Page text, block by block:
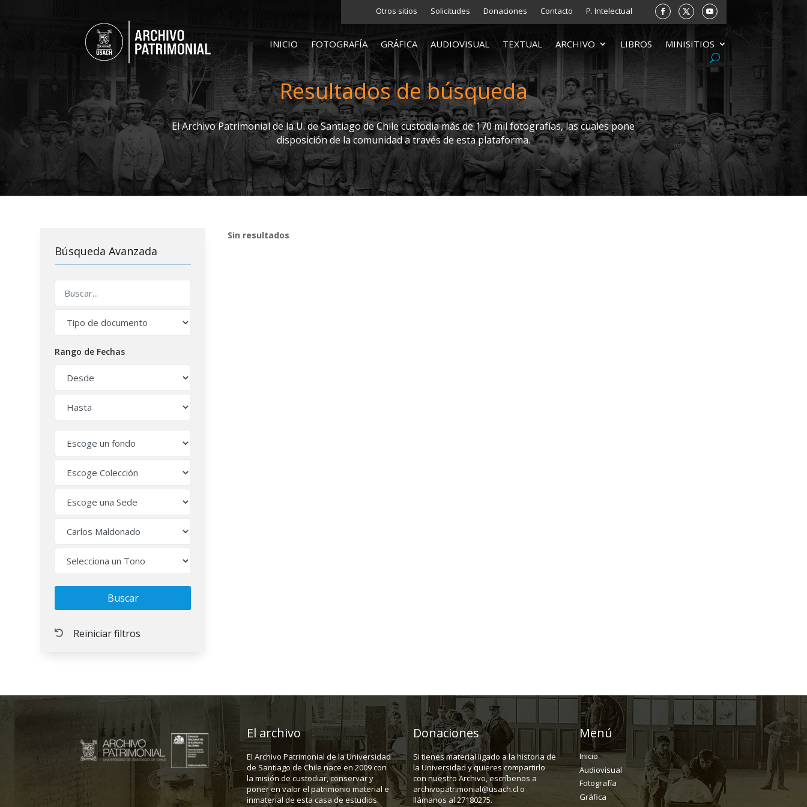
Otros sitios Solicitudes Donaciones Contacto P. Intelectual
INICIO FOTOGRAFÍA GRÁFICA AUDIOVISUAL TEXTUAL ARCHIVO LIBROS MINISITIOS
Resultados de búsqueda
El Archivo Patrimonial de la U. de Santiago de Chile custodia más de 170 mil fotografías, las cuales pone
disposición de la comunidad a través de esta plataforma.
Búsqueda Avanzada
Rango de Fechas
Sin resultados
El archivo
El Archivo Patrimonial de la Universidad
de Santiago de Chile nace en 2009 con
la misión de custodiar, conservar y
poner en valor el patrimonio material e
inmaterial de esta casa de estudios.
Donaciones
Si tienes material ligado a la historia de
la Universidad y quieres compartirlo
con nuestro Archivo, escríbenos a
archivopatrimonial@usach.cl o
llámanos al 27180275.
Menú
Inicio
Audiovisual
Fotografía
Gráfica